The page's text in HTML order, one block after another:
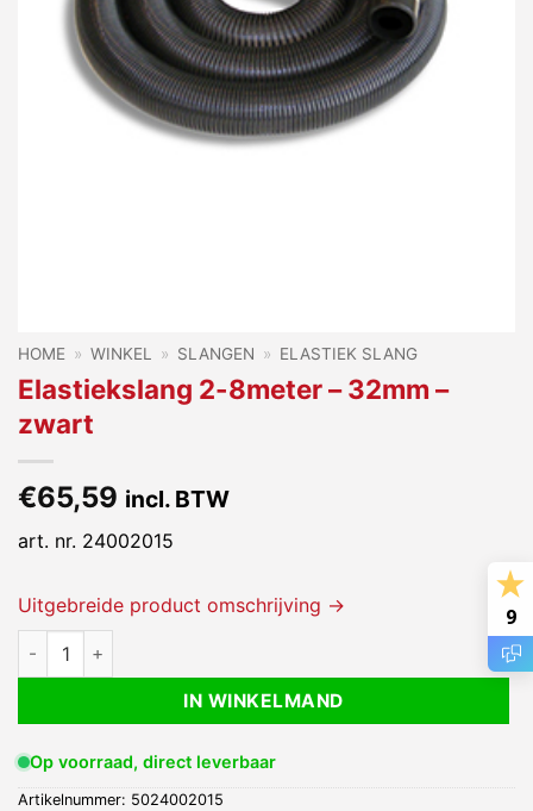
HOME » WINKEL » SLANGEN » ELASTIEK SLANG
Elastiekslang 2-8meter – 32mm –
zwart
€65,59 incl. BTW
art. nr. 24002015
Uitgebreide product omschrijving →
Elastiekslang 2-8meter - 32mm - zwart aantal
IN WINKELMAND
Op voorraad, direct leverbaar
Artikelnummer: 5024002015
9